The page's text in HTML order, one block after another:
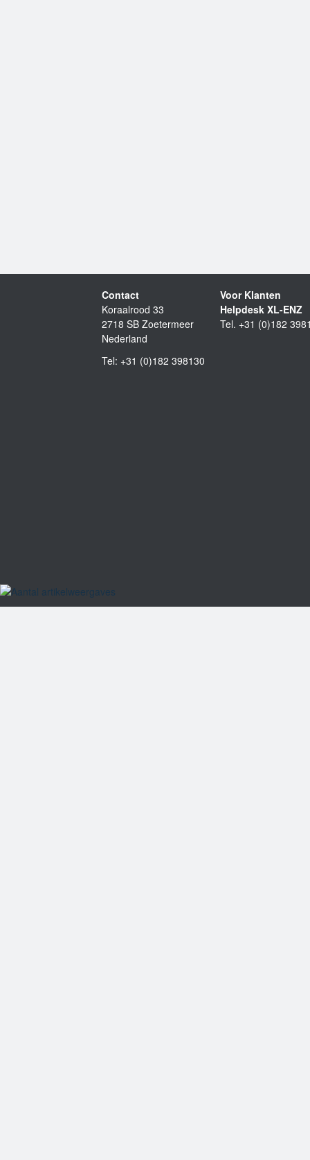
Contact
Koraalrood 33
2718 SB Zoetermeer
Nederland
Tel: +31 (0)182 398130
Voor Klanten
Helpdesk XL-ENZ
Tel. +31 (0)182